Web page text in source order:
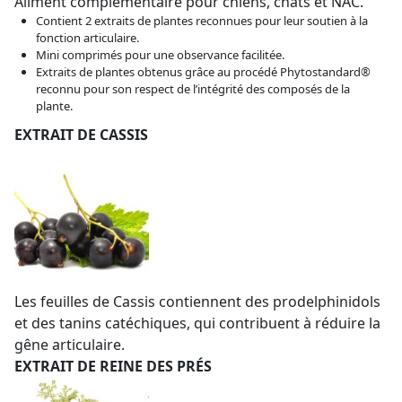
Contient 2 extraits de plantes reconnues pour leur soutien à la
fonction articulaire.
Mini comprimés pour une observance facilitée.
Extraits de plantes obtenus grâce au procédé Phytostandard®
reconnu pour son respect de l’intégrité des composés de la
plante.
EXTRAIT DE CASSIS
Les feuilles de Cassis contiennent des prodelphinidols
et des tanins catéchiques, qui contribuent à réduire la
gêne articulaire.
EXTRAIT DE REINE DES PRÉS